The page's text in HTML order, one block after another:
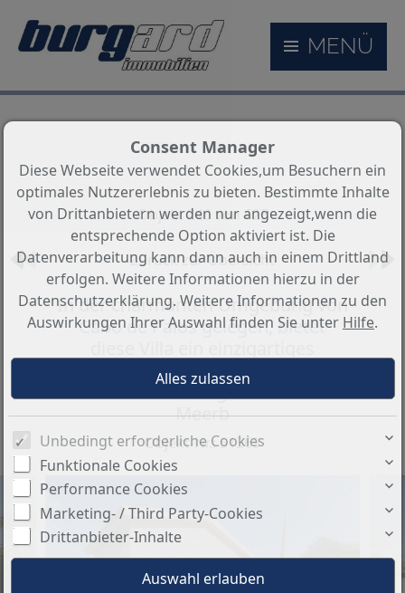
MENÜ
Objekt 240 von 625
Zurück zur Übersicht
In der charmanten Umgebung von
Cabo de Palos gelegen, bietet
Wohnerlebnis in erster
Meereslinie. Mit garantiertem
Meerb
Objekt-Nr.: 51369
Consent Manager
Diese Webseite verwendet Cookies,um Besuchern ein
optimales Nutzererlebnis zu bieten. Bestimmte Inhalte
von Drittanbietern werden nur angezeigt,wenn die
entsprechende Option aktiviert ist. Die
Datenverarbeitung kann dann auch in einem Drittland
erfolgen. Weitere Informationen hierzu in der
Datenschutzerklärung. Weitere Informationen zu den
Auswirkungen Ihrer Auswahl finden Sie unter Hilfe.
Unbedingt erforderliche Cookies
Funktionale Cookies
Performance Cookies
Marketing- / Third Party-Cookies
Drittanbieter-Inhalte